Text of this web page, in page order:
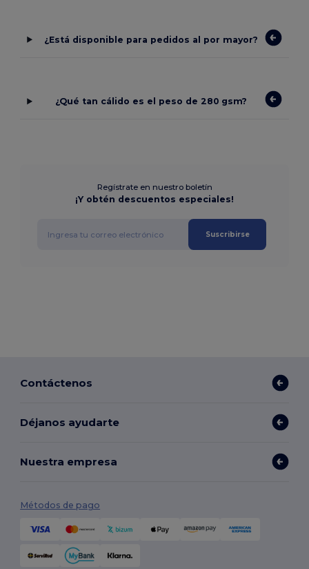
¿Está disponible para pedidos al por mayor?
¿Qué tan cálido es el peso de 280 gsm?
Regístrate en nuestro boletín
¡Y obtén descuentos especiales!
Suscribirse
Contáctenos
Déjanos ayudarte
Nuestra empresa
Métodos de pago